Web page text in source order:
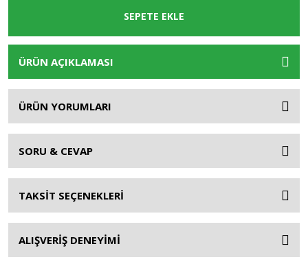
SEPETE EKLE
ÜRÜN AÇIKLAMASI
ÜRÜN YORUMLARI
SORU & CEVAP
TAKSİT SEÇENEKLERİ
ALIŞVERİŞ DENEYİMİ